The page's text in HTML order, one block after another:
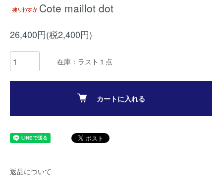
Cote maillot dot
26,400円(税2,400円)
在庫：ラスト１点
カートに入れる
返品について